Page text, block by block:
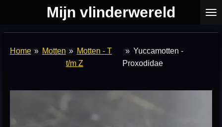
naar
de
Mijn vlinderwereld
Home » Motten » Motten - T
t/m Z
» Yuccamotten -
Proxodidae